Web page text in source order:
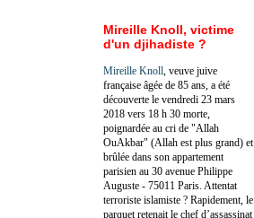
Mireille Knoll, victime
d'un djihadiste ?
Mireille Knoll , veuve juive
française âgée de 85 ans, a été
découverte le vendredi 23 mars
2018 vers 18 h 30 morte,
poignardée au cri de "Allah
OuAkbar" (Allah est plus grand) et
brûlée dans son appartement
parisien au 30 avenue Philippe
Auguste - 75011 Paris. Attentat
terroriste islamiste ? Rapidement, le
parquet retenait le chef d’assassinat